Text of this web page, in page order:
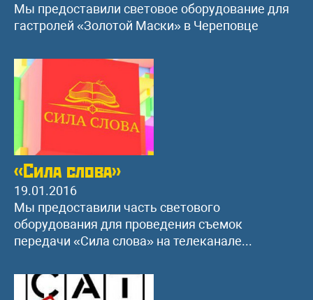
Мы предоставили световое оборудование для
гастролей «Золотой Маски» в Череповце
«Cила слова»
19.01.2016
Мы предоставили часть светового
оборудования для проведения съемок
передачи «Cила слова» на телеканале...